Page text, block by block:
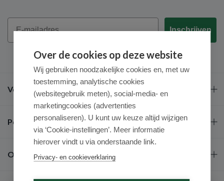
Email
Inschrijven
Veel gestelde vragen
Populaire merken
Over ons
Over de cookies op deze website
Wij gebruiken noodzakelijke cookies en, met uw
toestemming, analytische cookies
(websitegebruik meten), social-media- en
marketingcookies (advertenties
personaliseren). U kunt uw keuze altijd wijzigen
via ‘Cookie-instellingen’. Meer informatie
hierover vindt u via onderstaande link.
Privacy- en cookieverklaring